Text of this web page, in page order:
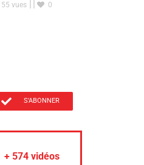
vues
0
S'ABONNER
+ 574 vidéos